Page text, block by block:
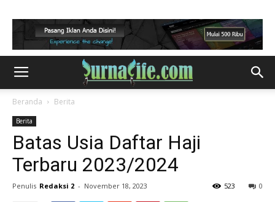
Beranda Berita
Berita
Batas Usia Daftar Haji
Terbaru 2023/2024
Penulis Redaksi 2 - November 18, 2023 0
523